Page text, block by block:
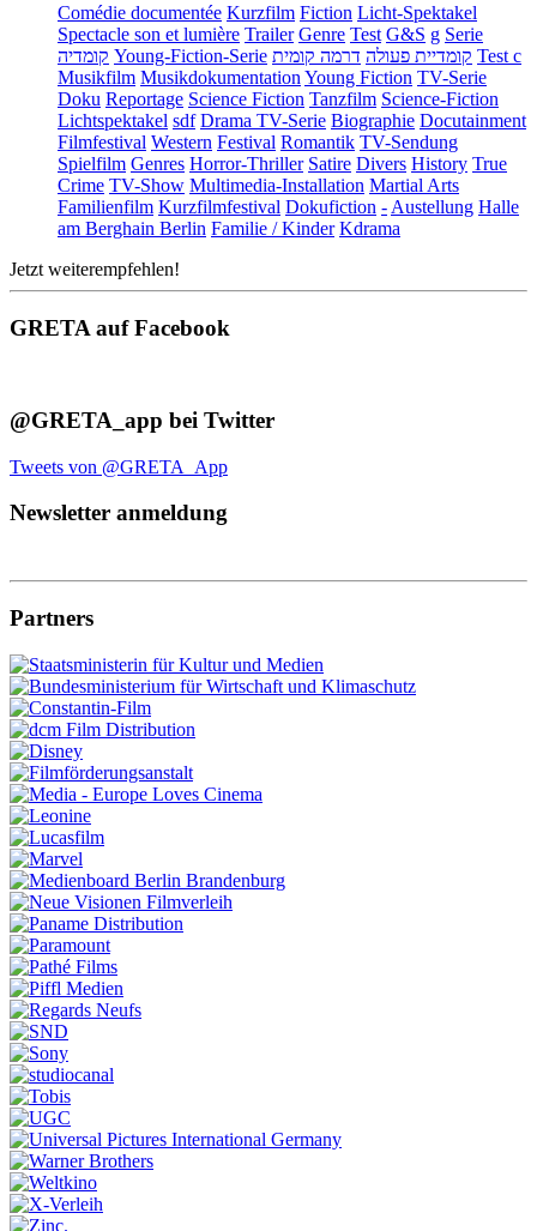
Comédie documentée Kurzfilm Fiction Licht-Spektakel
Spectacle son et lumière Trailer Genre Test G&S g Serie
קומדיה Young-Fiction-Serie קומדיית פעולה דרמה קומית
Test c
Musikfilm Musikdokumentation Young Fiction TV-Serie
Doku Reportage Science Fiction Tanzfilm Science-Fiction
Lichtspektakel sdf Drama TV-Serie Biographie Docutainment
Filmfestival Western Festival Romantik TV-Sendung
Spielfilm Genres Horror-Thriller Satire Divers History True
Crime TV-Show Multimedia-Installation Martial Arts
Familienfilm Kurzfilmfestival Dokufiction - Austellung Halle
am Berghain Berlin Familie / Kinder Kdrama
Jetzt weiterempfehlen!
GRETA auf Facebook
@GRETA_app bei Twitter
Tweets von @GRETA_App
Newsletter anmeldung
Partners